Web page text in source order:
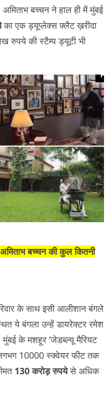
बच्चन ने हाल ही में मुंबई
का एक ड्यूप्लेक्स फ़्लैट ख़रीदा
रुपये की स्टैम्प ड्यूटी भी
बच्चन की कुल कितनी
के साथ इसी आलीशान बंगले
ये बंगला उन्हें डायरेक्टर रमेश
मुंबई के मशहूर ‘जेडब्ल्यू मैरियट
10000 स्क्वेयर फीट तक
130 करोड़ रुपयेसे अधिक